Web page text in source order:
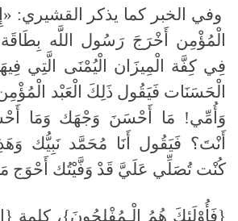
وفي الخبر كما يذكر القشيري:
الْمُؤْمِن أَخْرَجَ رَسُول اللَّه بِطَاقَة
فِي كِفَّة الْمِيزَان الْيُمْنَى الَّتِي
الْحَسَنَات فَيَقُول ذَلِكَ الْعَبْد
وَأُمِّي! مَا أَحْسَنَ وَجْهَك وَمَا
أَنْتَ؟ فَيَقُول أَنَا مُحَمَّد نَبِيُّك
كُنْت تُصَلِّي عَلَيَّ قَدْ وَفَّيْتُك أَحْوَج مَا
{فَأُوْلَئِكَ هُمُ الْـمُفْلِحُونَ}، كلمة